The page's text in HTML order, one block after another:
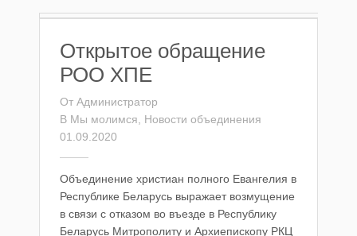
Открытое обращение
РОО ХПЕ
От Администратор
В Мы молимся
Новости объединения
01.09.2020
Объединение христиан полного Евангелия в
Республике Беларусь выражает возмущение
в связи с отказом во въезде в Республику
Беларусь Митрополиту и Архиепископу РКЦ